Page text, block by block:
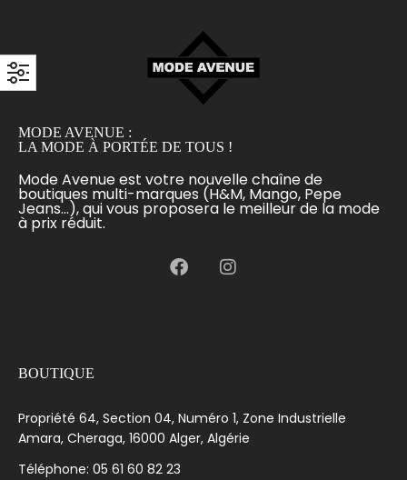
MODE AVENUE :
LA MODE À PORTÉE DE TOUS !
Mode Avenue est votre nouvelle chaîne de
boutiques multi-marques (H&M, Mango, Pepe
Jeans...), qui vous proposera le meilleur de la mode
à prix réduit.
BOUTIQUE
Propriété 64, Section 04, Numéro 1, Zone Industrielle
Amara, Cheraga, 16000 Alger, Algérie
Téléphone: 05 61 60 82 23